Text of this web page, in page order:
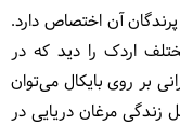
آن اختصاص دارد.
اردک را دید که در
بر روی بایکال می‌توان
زندگی مرغان دریایی در